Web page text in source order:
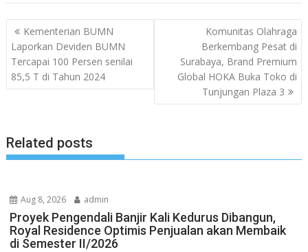
Post
navigation
Kementerian BUMN
Laporkan Deviden BUMN
Tercapai 100 Persen senilai
85,5 T di Tahun 2024
Komunitas Olahraga
Berkembang Pesat di
Surabaya, Brand Premium
Global HOKA Buka Toko di
Tunjungan Plaza 3
Related posts
Aug 8, 2026 admin
Proyek Pengendali Banjir Kali Kedurus Dibangun,
Royal Residence Optimis Penjualan akan Membaik
di Semester II/2026